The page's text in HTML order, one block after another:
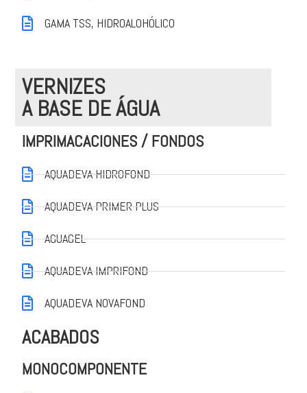
GAMA TSS, HIDROALOHÓLICO
VERNIZES
A BASE DE ÁGUA
IMPRIMACACIONES / FONDOS
AQUADEVA HIDROFOND
AQUADEVA PRIMER PLUS
AGUAGEL
AQUADEVA IMPRIFOND
AQUADEVA NOVAFOND
ACABADOS
MONOCOMPONENTE